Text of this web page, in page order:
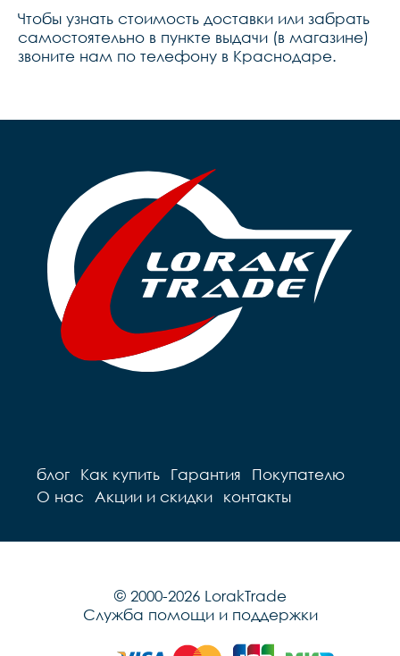
Чтобы узнать стоимость доставки или забрать
самостоятельно в пункте выдачи (в магазине)
звоните нам по телефону в Краснодаре.
блог Как купить Гарантия
Покупателю
О нас
Акции и скидки контакты
© 2000-2026 LorakTrade
Служба помощи и поддержки